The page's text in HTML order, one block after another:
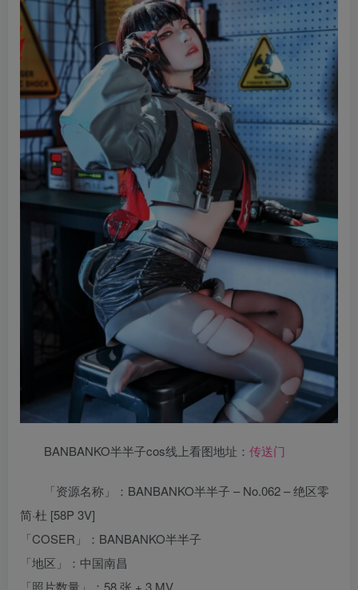
BANBANKO半半子cos线上看图地址： 传送门
「资源名称」：BANBANKO半半子 – No.062 – 绝区零
简·杜 [58P 3V]
「COSER」：BANBANKO半半子
「地区」：中国南昌
「照片数量」：58 张 + 3 MV